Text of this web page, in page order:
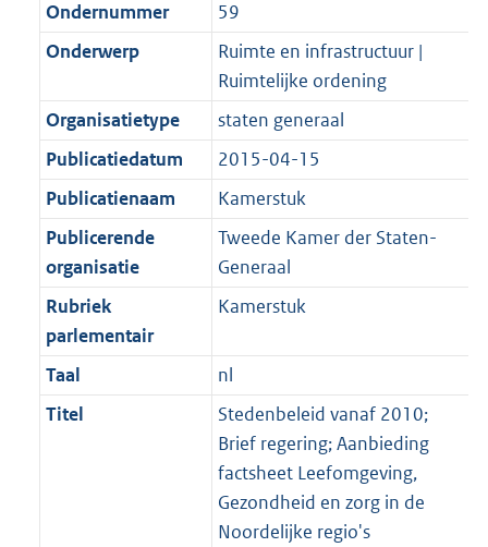
Ondernummer
59
Onderwerp
Ruimte en infrastructuur |
Ruimtelijke ordening
Organisatietype
staten generaal
Publicatiedatum
2015-04-15
Publicatienaam
Kamerstuk
Publicerende
organisatie
Tweede Kamer der Staten-
Generaal
Rubriek
parlementair
Kamerstuk
Taal
nl
Titel
Stedenbeleid vanaf 2010;
Brief regering; Aanbieding
factsheet Leefomgeving,
Gezondheid en zorg in de
Noordelijke regio's